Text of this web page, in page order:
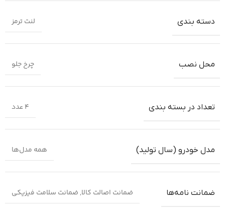
دسته بندی لنت ترمز
محل نصب چرخ جلو
تعداد در بسته بندی 4 عدد
مدل خودرو (سال تولید) همه مدل‌ها
ضمانت‌ نامه‌ها ضمانت اصالت کالا, ضمانت سلامت فیزیکی